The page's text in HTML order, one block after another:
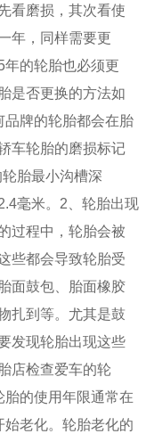
看磨损，其次看使
年，同样需要更
的轮胎也必须更
是否更换的方法如
牌的轮胎都会在胎
车轮胎的磨损标记
胎最小沟槽深
毫米。2、轮胎出现
过程中，轮胎会被
些都会导致轮胎受
面鼓包、胎面橡胶
扎到等。尤其是鼓
发现轮胎出现这些
店检查爱车的轮
的使用年限通常在
老化。轮胎老化的